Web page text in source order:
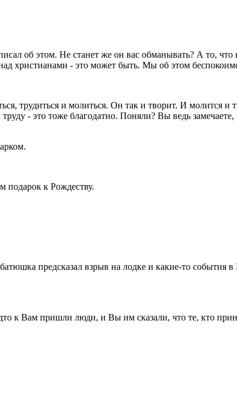
об этом. Не станет же он вас обманывать? А то, что
над христианами - это может быть. Мы об этом
трудиться и молиться. Он так и творит. И молится и
- это тоже благодатно. Поняли? Вы ведь замечаете,
подарок к Рождеству.
предсказал взрыв на лодке и какие-то события
к Вам пришли люди, и Вы им сказали, что те, кто